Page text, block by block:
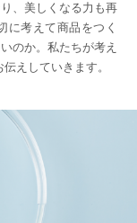
、美しくなる力も再
に考えて商品をつく
のか。私たちが考え
えしていきます。